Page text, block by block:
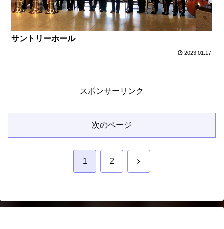
サントリーホール
2023.01.17
スポンサーリンク
次のページ
1 2 次